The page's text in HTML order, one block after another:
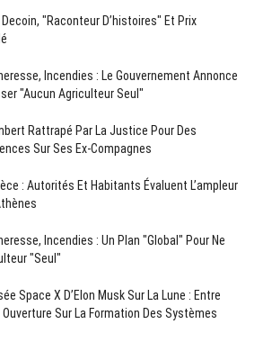
Decoin, "raconteur D’histoires" Et Prix
Incendies : Le Gouvernement Annonce
"aucun Agriculteur Seul"
Rattrapé Par La Justice Pour Des
Sur Ses Ex-Compagnes
: Autorités Et Habitants Évaluent L’ampleur
Incendies : Un Plan "global" Pour Ne
"seul"
Space X D’Elon Musk Sur La Lune : Entre
Sur La Formation Des Systèmes